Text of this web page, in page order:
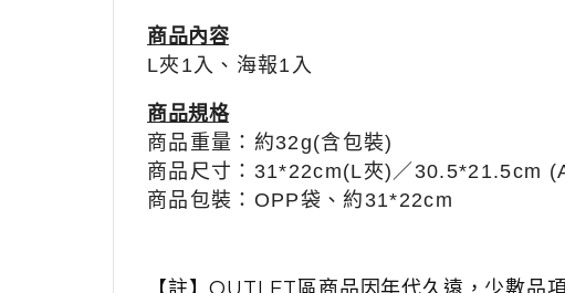
商品內容
L夾 1入 、海報1入
商品規格
商品重量：約32g(含包裝)
商品尺寸： 31*22cm(L夾)／ 30.5*21.5cm
商品包裝：OPP袋、 約31*22cm